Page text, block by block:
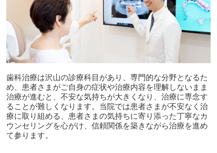
歯科治療は沢山の診療科目があり、専門的な分野となるた
め、患者さまがご自身の症状や治療内容を理解しないまま
治療が進むと、不安な気持ちが大きくなり、治療に専念す
ることが難しくなります。当院では患者さまが不安なく治
療に取り組める、患者さまの気持ちに寄り添った丁寧なカ
ウンセリングを心がけ、信頼関係を築きながら治療を進め
て参ります。